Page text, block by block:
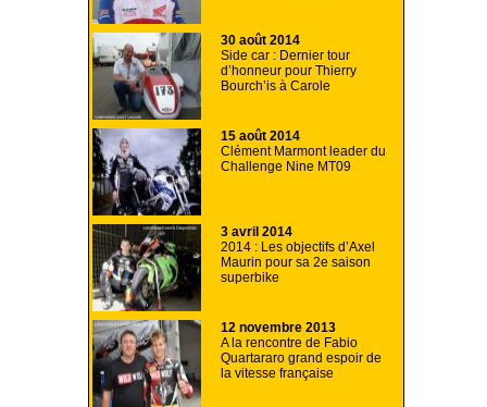
30 août 2014
Side car : Dernier tour
d’honneur pour Thierry
Bourch’is à Carole
15 août 2014
Clément Marmont leader du
Challenge Nine MT09
3 avril 2014
2014 : Les objectifs d’Axel
Maurin pour sa 2e saison
superbike
12 novembre 2013
A la rencontre de Fabio
Quartararo grand espoir de
la vitesse française